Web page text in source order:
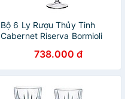
Bộ 6 Ly Rượu Thủy Tinh
Cabernet Riserva Bormioli
(370ml / Ly / Ly)
738.000 đ